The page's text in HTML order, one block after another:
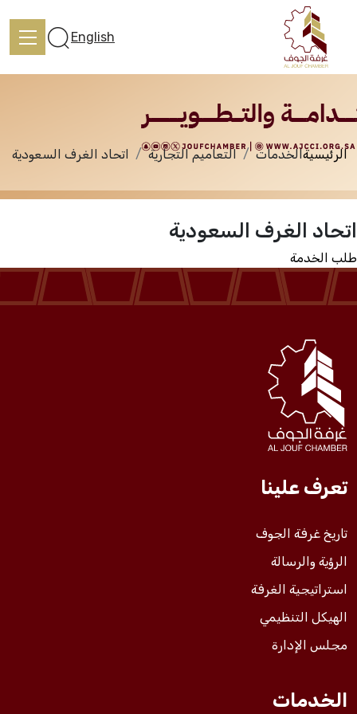
تعرف علينا
الخدمات
المركز الإعلامي
فعاليات الغرفة
فعاليات الجوف
مشاريع الغرفة
English
الخدمات
الرئيسيةالخدمات التعاميم التجارية اتحاد الغرف السعودية
اتحاد الغرف السعودية
طلب الخدمة
تعرف علينا
تاريخ غرفة الجوف
الرؤية والرسالة
استراتيجية الغرفة
الهيكل التنظيمي
مجلس الإدارة
الخدمات